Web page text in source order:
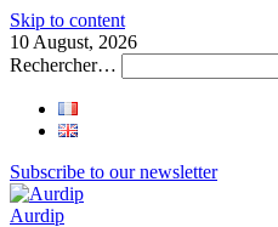
Skip to content
10 August, 2026
Rechercher…
Subscribe to our newsletter
Aurdip